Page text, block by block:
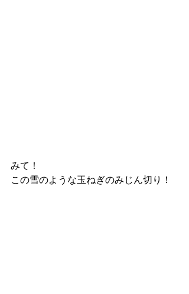
みて！
この雪のような玉ねぎのみじん切り！